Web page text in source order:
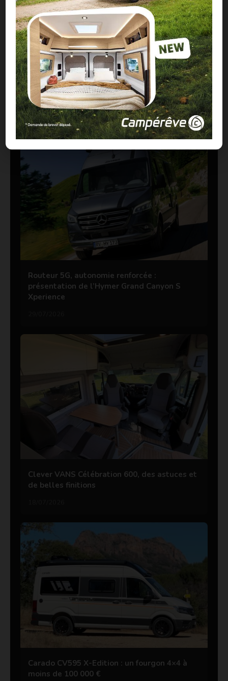
CONTENU SPONSORISÉ
À LIRE ABSOLUMENT
Routeur 5G, autonomie renforcée :
présentation de l’Hymer Grand Canyon S
Xperience
Clever VANS Célébration 600, des astuces et
de belles finitions
Carado CV595 X-Edition : un fourgon 4×4 à
moins de 100 000 €